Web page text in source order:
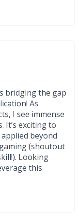
bridging the gap
As
I see immense
It’s exciting to
beyond
(shoutout
Looking
this